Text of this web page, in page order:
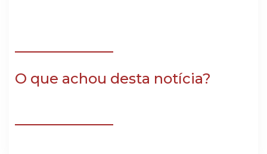
O que achou desta notícia?